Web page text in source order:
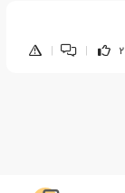
2
|
|